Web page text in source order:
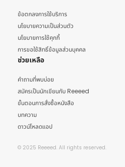
ข้อตกลงการใช้บริการ
นโยบายความเป็นส่วนตัว
นโยบายการใช้คุกกี้
การขอใช้สิทธิ์ข้อมูลส่วนบุคคล
ช่วยเหลือ
คำถามที่พบบ่อย
สมัครเป็นนักเขียนกับ Reeeed
ขั้นตอนการสั่งซื้อหนังสือ
บทความ
ดาวน์โหลดแอป
© 2025 Reeeed. All rights reserved.